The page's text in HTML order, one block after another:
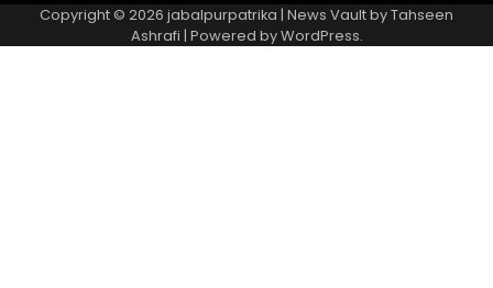
Copyright © 2026 jabalpurpatrika | News Vault byTahseen
Ashrafi | Powered byWordPress.